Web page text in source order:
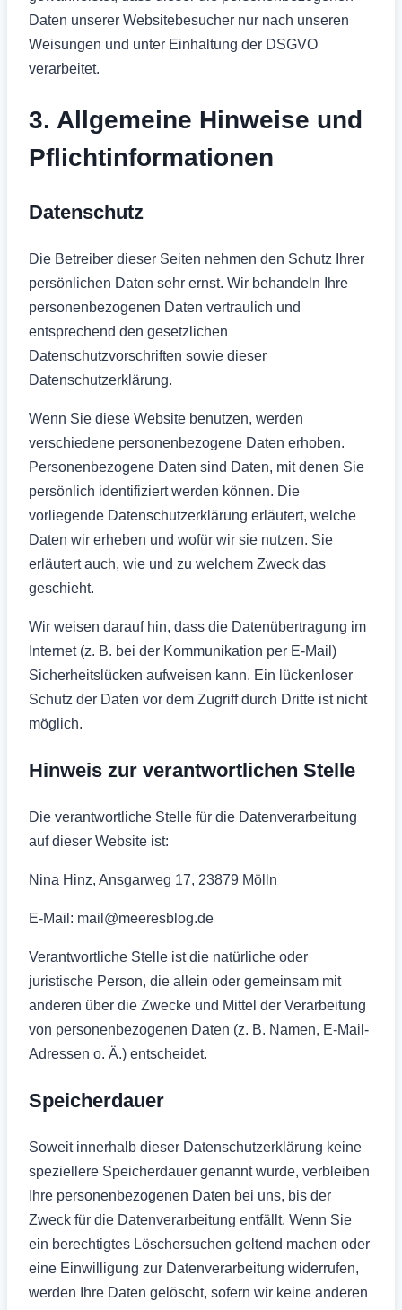
Daten unserer Websitebesucher nur nach unseren
Weisungen und unter Einhaltung der DSGVO
verarbeitet.
3. Allgemeine Hinweise und
Pflicht­informationen
Datenschutz
Die Betreiber dieser Seiten nehmen den Schutz Ihrer
persönlichen Daten sehr ernst. Wir behandeln Ihre
personenbezogenen Daten vertraulich und
entsprechend den gesetzlichen
Datenschutzvorschriften sowie dieser
Datenschutzerklärung.
Wenn Sie diese Website benutzen, werden
verschiedene personenbezogene Daten erhoben.
Personenbezogene Daten sind Daten, mit denen Sie
persönlich identifiziert werden können. Die
vorliegende Datenschutzerklärung erläutert, welche
Daten wir erheben und wofür wir sie nutzen. Sie
erläutert auch, wie und zu welchem Zweck das
geschieht.
Wir weisen darauf hin, dass die Datenübertragung im
Internet (z. B. bei der Kommunikation per E-Mail)
Sicherheitslücken aufweisen kann. Ein lückenloser
Schutz der Daten vor dem Zugriff durch Dritte ist nicht
möglich.
Hinweis zur verantwortlichen Stelle
Die verantwortliche Stelle für die Datenverarbeitung
auf dieser Website ist:
Nina Hinz, Ansgarweg 17, 23879 Mölln
E-Mail: mail@meeresblog.de
Verantwortliche Stelle ist die natürliche oder
juristische Person, die allein oder gemeinsam mit
anderen über die Zwecke und Mittel der Verarbeitung
von personenbezogenen Daten (z. B. Namen, E-Mail-
Adressen o. Ä.) entscheidet.
Speicherdauer
Soweit innerhalb dieser Datenschutzerklärung keine
speziellere Speicherdauer genannt wurde, verbleiben
Ihre personenbezogenen Daten bei uns, bis der
Zweck für die Datenverarbeitung entfällt. Wenn Sie
ein berechtigtes Löschersuchen geltend machen oder
eine Einwilligung zur Datenverarbeitung widerrufen,
werden Ihre Daten gelöscht, sofern wir keine anderen